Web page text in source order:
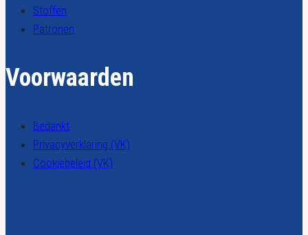
Stoffen
Patronen
Voorwaarden
Bedankt
Privacyverklaring (VK)
Cookiebeleid (VK)